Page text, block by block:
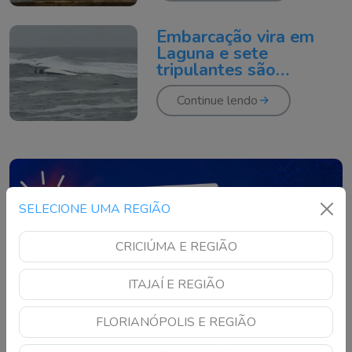
SELECIONE UMA REGIÃO
CRICIÚMA E REGIÃO
ITAJAÍ E REGIÃO
FLORIANÓPOLIS E REGIÃO
Embarcação vira em
Laguna e sete
tripulantes são
resgatados
Continue lendo